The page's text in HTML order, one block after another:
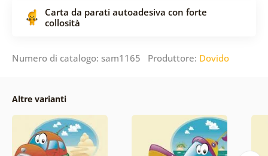
Carta da parati autoadesiva con forte
collosità
Numero di catalogo: sam1165 Produttore: Dovido
Altre varianti